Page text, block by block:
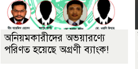
অনিয়মকারীদের অভয়ারণ্যে
পরিণত হয়েছে অগ্রণী ব্যাংক!